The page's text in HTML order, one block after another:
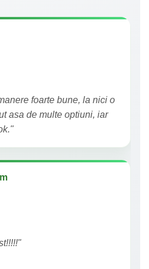
foarte bune, la nici o
asa de multe optiuni, iar